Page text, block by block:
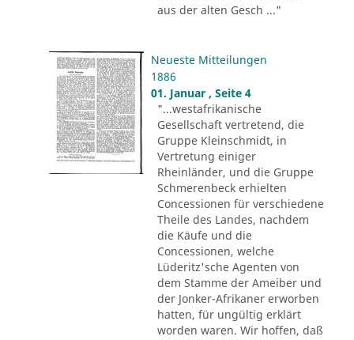
aus der alten Gesch ..."
Neueste Mitteilungen
1886
01. Januar , Seite 4
"...westafrikanische
Gesellschaft vertretend, die
Gruppe Kleinschmidt, in
Vertretung einiger
Rheinländer, und die Gruppe
Schmerenbeck erhielten
Concessionen für verschiedene
Theile des Landes, nachdem
die Käufe und die
Concessionen, welche
Lüderitz'sche Agenten von
dem Stamme der Ameiber und
der Jonker-Afrikaner erworben
hatten, für ungültig erklärt
worden waren. Wir hoffen, daß